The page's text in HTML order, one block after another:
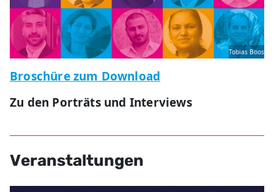
Tobias Boos
Broschüre zum Download
Zu den Porträts und Interviews
Veranstaltungen